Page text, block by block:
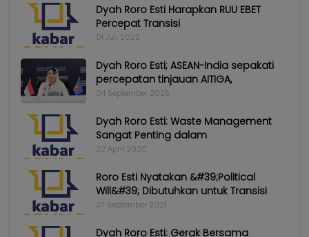
Dyah Roro Esti Harapkan RUU EBET
Percepat Transisi
01 Juli 2022
Dyah Roro Esti; ASEAN-India sepakati
percepatan tinjauan AITIGA,
04 September 2025
Dyah Roro Esti: Waste Management
Sangat Penting dalam
22 April 2020
Roro Esti Nyatakan &#39;Political
Will&#39; Dibutuhkan untuk Transisi
27 September 2021
Dyah Roro Esti: Gerak Bersama